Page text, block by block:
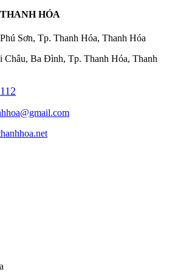
HÓA
Sơn, Tp. Thanh Hóa, Thanh Hóa
Châu, Ba Đình, Tp. Thanh Hóa, Thanh